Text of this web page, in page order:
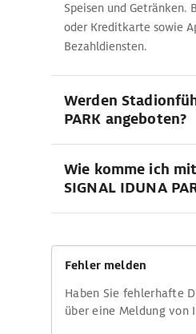
Speisen und Getränken.
oder Kreditkarte sowie
Bezahldiensten.
Werden
PARK angeboten?
Wie komme ich
SIGNAL IDUNA
Fehler melden
Haben Sie fehlerhafte
über eine Meldung von